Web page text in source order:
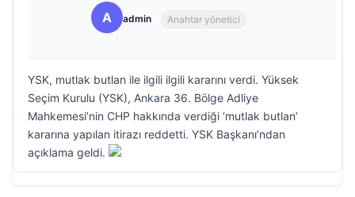
A admin Anahtar yönetici
YSK, mutlak butlan ile ilgili ilgili kararını verdi. Yüksek
Seçim Kurulu (YSK), Ankara 36. Bölge Adliye
Mahkemesi’nin CHP hakkında verdiği ‘mutlak butlan’
kararına yapılan itirazı reddetti. YSK Başkanı’ndan
açıklama geldi.